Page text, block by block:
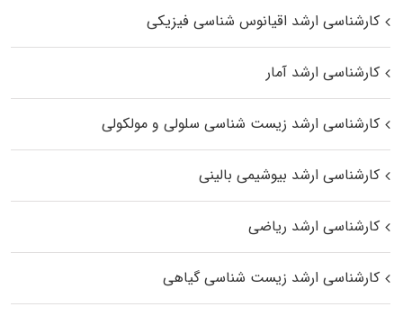
کارشناسی ارشد اقیانوس‌ شناسی فیزیکی
کارشناسی ارشد آمار
کارشناسی ارشد زیست شناسی سلولی و مولکولی
کارشناسی ارشد بیوشیمی بالینی
کارشناسی ارشد ریاضی
کارشناسی ارشد زیست‌ شناسی گیاهی